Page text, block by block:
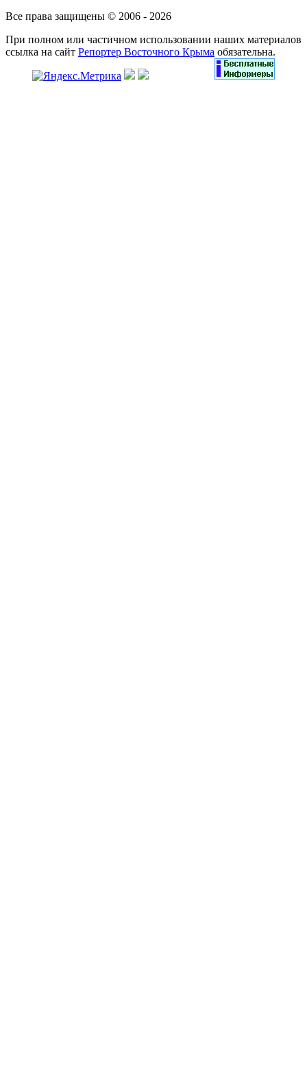
Все права защищены © 2006 - 2026
При полном или частичном использовании наших материалов
ссылка на сайт Репортер Восточного Крыма обязательна.